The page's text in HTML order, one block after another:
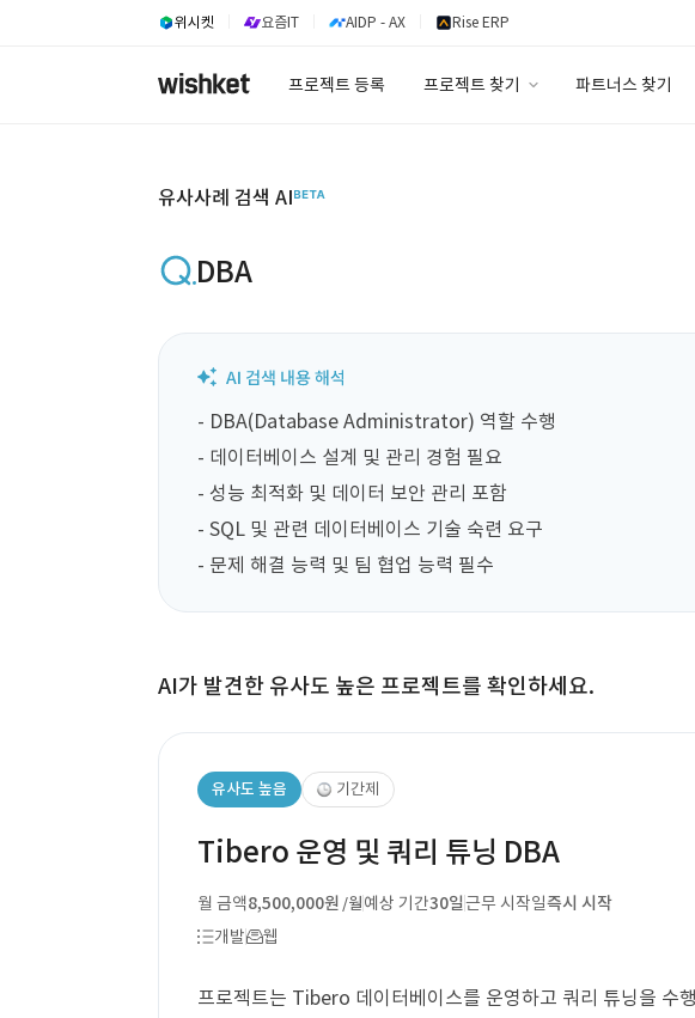
위시켓 요즘IT AIDP - AX Rise ERP
프로젝트 등록 프로젝트 찾기 파트너스 찾기
유사사례 검색 AI
DBA
- DBA(Database Administrator) 역할 수행
- 데이터베이스 설계 및 관리 경험 필요
- 성능 최적화 및 데이터 보안 관리 포함
- SQL 및 관련 데이터베이스 기술 숙련 요구
- 문제 해결 능력 및 팀 협업 능력 필수
AI가 발견한 유사도 높은 프로젝트를 확인하세요.
유사도 높음 기간제
Tibero 운영 및 쿼리 튜닝 DBA
월 금액8,500,000원 /월예상 기간30일근무 시작일즉시 시작
개발
웹
프로젝트는 Tibero 데이터베이스를 운영하고 쿼리 튜닝을 수